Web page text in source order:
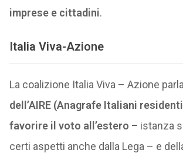
imprese e cittadini.
Italia Viva-Azione
La coalizione Italia Viva – Azione
dell’AIRE (Anagrafe Italiani
favorire il voto all’estero – istanza
certi aspetti anche dalla Lega – e